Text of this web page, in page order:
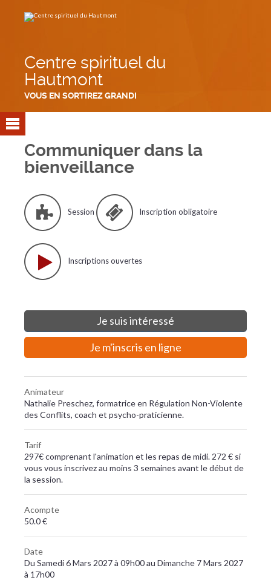
contenu.
Centre spirituel du
Hautmont
VOUS EN SORTIREZ GRANDI
Communiquer dans la
bienveillance
Session Inscription obligatoire
Inscriptions ouvertes
Je suis intéressé
Je m'inscris en ligne
Animateur
Nathalie Preschez, formatrice en Régulation Non-Violente
des Conflits, coach et psycho-praticienne.
Tarif
297€ comprenant l'animation et les repas de midi. 272 € si
vous vous inscrivez au moins 3 semaines avant le début de
la session.
Acompte
50.0 €
Date
Du Samedi 6 Mars 2027 à 09h00 au Dimanche 7 Mars 2027
à 17h00